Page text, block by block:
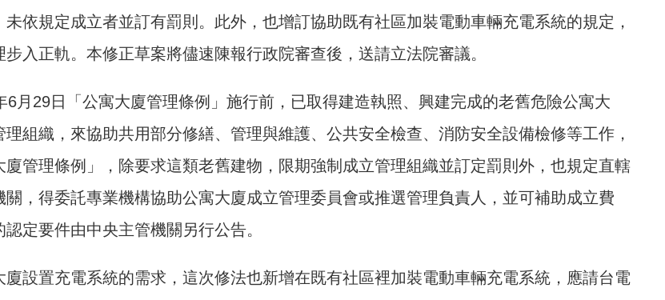
未依規定成立者並訂有罰則。此外，也增訂協助既有社區加裝電動車輛充電系統的規定，
入正軌。本修正草案將儘速陳報行政院審查後，送請立法院審議。
6月29日「公寓大廈管理條例」施行前，已取得建造執照、興建完成的老舊危險公寓大
理組織，來協助共用部分修繕、管理與維護、公共安全檢查、消防安全設備檢修等工作，
廈管理條例」，除要求這類老舊建物，限期強制成立管理組織並訂定罰則外，也規定直轄
，得委託專業機構協助公寓大廈成立管理委員會或推選管理負責人，並可補助成立費
定要件由中央主管機關另行公告。
廈設置充電系統的需求，這次修法也新增在既有社區裡加裝電動車輛充電系統，應請台電